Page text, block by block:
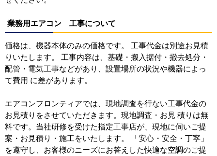
業務用エアコン 工事について
価格は、機器本体のみの価格です。 工事代金は別途お見積
りいたします。 工事内容は、基礎・搬入据付・撤去処分・
配管・電気工事などがあり、設置場所の状況や機器によっ
て費用 に差があります。
エアコンフロンティアでは、現地調査を行ない工事代金の
お見積りをさせていただきます。現地調査・お見 積りは無
料です。当社研修を受けた指定工事店が、現地に伺いご提
案・お見積り・施工をいたします。 「安心・安全・丁寧」
を遵守し、お客様のニーズにお答えした快適な空調のご提